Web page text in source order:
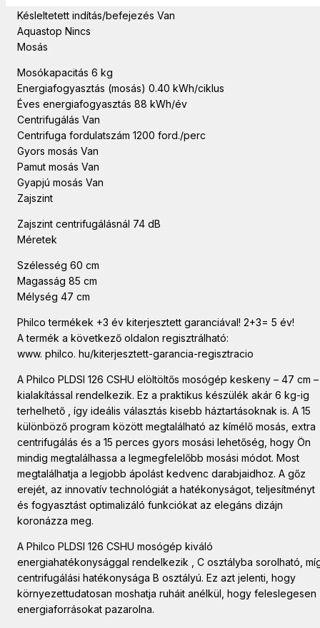
Késleltetett indítás/befejezés Van
Aquastop Nincs
Mosás
Mosókapacitás 6 kg
Energiafogyasztás (mosás) 0.40 kWh/ciklus
Éves energiafogyasztás 88 kWh/év
Centrifugálás Van
Centrifuga fordulatszám 1200 ford./perc
Gyors mosás Van
Pamut mosás Van
Gyapjú mosás Van
Zajszint
Zajszint centrifugálásnál 74 dB
Méretek
Szélesség 60 cm
Magasság 85 cm
Mélység 47 cm
Philco termékek +3 év kiterjesztett garanciával! 2+3= 5 év!
A termék a következő oldalon regisztrálható:
www. philco. hu/kiterjesztett-garancia-regisztracio
A Philco PLDSI 126 CSHU elöltöltős mosógép keskeny – 47 cm –
kialakítással rendelkezik. Ez a praktikus készülék akár 6 kg-ig
terhelhető , így ideális választás kisebb háztartásoknak is. A 15
különböző program között megtalálható az kímélő mosás, extra
centrifugálás és a 15 perces gyors mosási lehetőség, hogy Ön
mindig megtalálhassa a legmegfelelőbb mosási módot. Most
megtalálhatja a legjobb ápolást kedvenc darabjaidhoz. A gőz
erejét, az innovatív technológiát a hatékonyságot, teljesítményt
és fogyasztást optimalizáló funkciókat az elegáns dizájn
koronázza meg.
A Philco PLDSI 126 CSHU mosógép kiváló
energiahatékonysággal rendelkezik , C osztályba sorolható,
centrifugálási hatékonysága B osztályú. Ez azt jelenti, hogy
környezettudatosan moshatja ruháit anélkül, hogy feleslegesen
energiaforrásokat pazarolna.